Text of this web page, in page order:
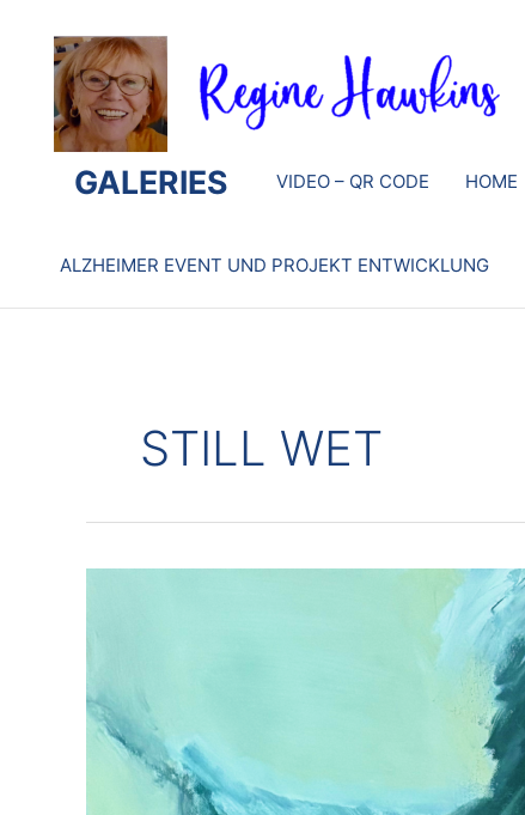
springen
GALERIES VIDEO – QR CODE HOME
ALZHEIMER EVENT UND PROJEKT ENTWICKLUNG
STILL WET